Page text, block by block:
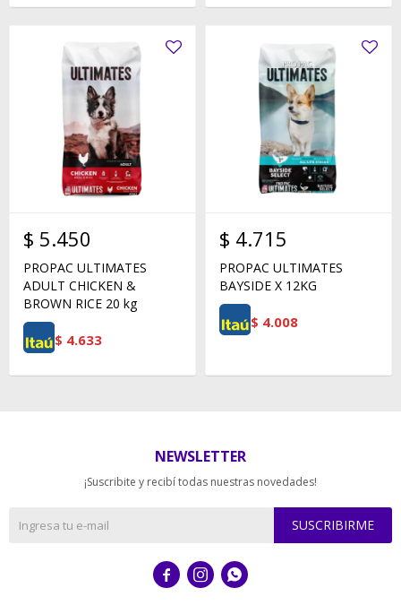
$ 5.450
PROPAC ULTIMATES
ADULT CHICKEN &
BROWN RICE 20 kg
$ 4.633
$ 4.715
PROPAC ULTIMATES
BAYSIDE X 12KG
$ 4.008
NEWSLETTER
¡Suscribite y recibí todas nuestras novedades!
SUSCRIBIRME
  